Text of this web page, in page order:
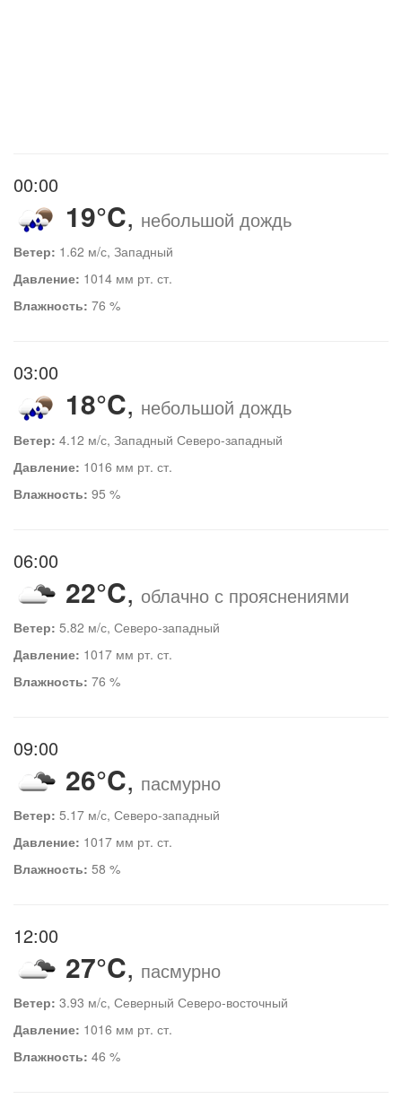
00:00
19°C, небольшой дождь
Ветер: 1.62 м/с, Западный
Давление: 1014 мм рт. ст.
Влажность: 76 %
03:00
18°C, небольшой дождь
Ветер: 4.12 м/с, Западный Северо-западный
Давление: 1016 мм рт. ст.
Влажность: 95 %
06:00
22°C, облачно с прояснениями
Ветер: 5.82 м/с, Северо-западный
Давление: 1017 мм рт. ст.
Влажность: 76 %
09:00
26°C, пасмурно
Ветер: 5.17 м/с, Северо-западный
Давление: 1017 мм рт. ст.
Влажность: 58 %
12:00
27°C, пасмурно
Ветер: 3.93 м/с, Северный Северо-восточный
Давление: 1016 мм рт. ст.
Влажность: 46 %